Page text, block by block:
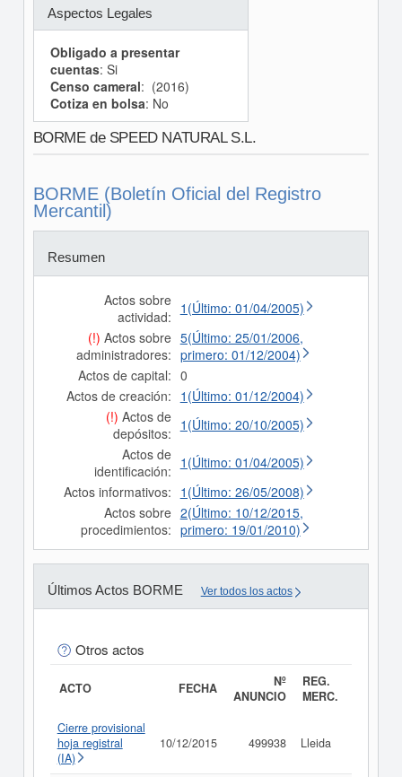
Aspectos Legales
Obligado a presentar
cuentas: Si
Censo cameral: (2016)
Cotiza en bolsa: No
BORME de SPEED NATURAL S.L.
BORME (Boletín Oficial del Registro
Mercantil)
Resumen
Actos sobre
actividad: 1(Último: 01/04/2005)
(!) Actos sobre
administradores:
5(Último: 25/01/2006,
primero: 01/12/2004)
Actos de capital: 0
Actos de creación: 1(Último: 01/12/2004)
(!) Actos de
depósitos: 1(Último: 20/10/2005)
Actos de
identificación: 1(Último: 01/04/2005)
Actos informativos: 1(Último: 26/05/2008)
Actos sobre
procedimientos:
2(Último: 10/12/2015,
primero: 19/01/2010)
Últimos Actos BORME Ver todos los actos
Otros actos
ACTO FECHA
Nº
ANUNCIO
REG.
MERC.
Cierre provisional
hoja registral
(IA)
10/12/2015 499938 Lleida